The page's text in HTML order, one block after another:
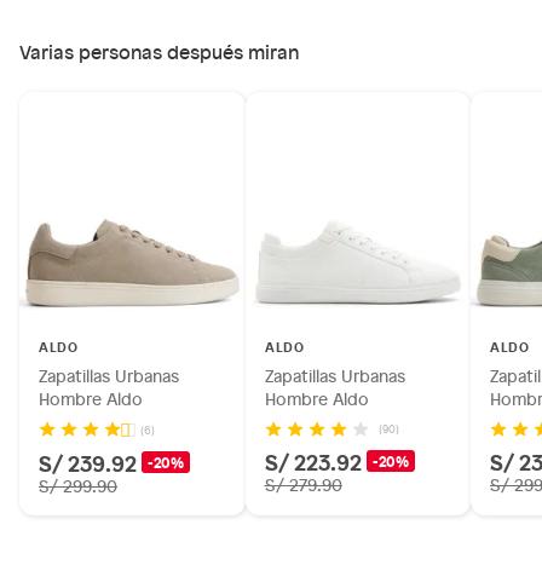
nVarias personas después miran
ALDO
Zapatillas Urbanas
Hombre Aldo
(6)
S/ 239.92 -20%
S/ 299.90
ALDO
Zapatillas Urbanas
Hombre Aldo
(90)
S/ 223.92 -20%
S/ 279.90
ALDO
S/
S/